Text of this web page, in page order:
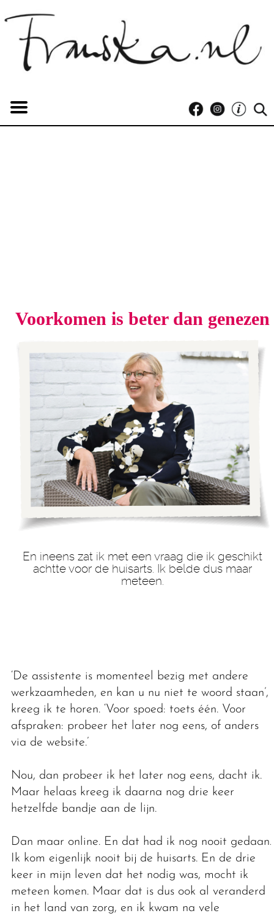
Voorkomen is beter dan genezen
En ineens zat ik met een vraag die ik geschikt
achtte voor de huisarts. Ik belde dus maar
meteen.
‘De assistente is momenteel bezig met andere
werkzaamheden, en kan u nu niet te woord staan’,
kreeg ik te horen. ‘Voor spoed: toets één. Voor
afspraken: probeer het later nog eens, of anders
via de website.’
Nou, dan probeer ik het later nog eens, dacht ik.
Maar helaas kreeg ik daarna nog drie keer
hetzelfde bandje aan de lijn.
Dan maar online. En dat had ik nog nooit gedaan.
Ik kom eigenlijk nooit bij de huisarts. En de drie
keer in mijn leven dat het nodig was, mocht ik
meteen komen. Maar dat is dus ook al veranderd
in het land van zorg, en ik kwam na vele